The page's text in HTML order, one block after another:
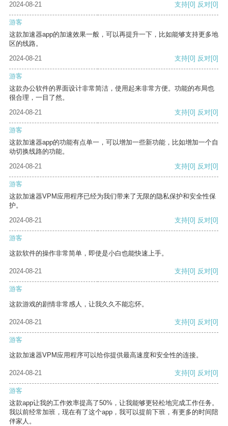
2024-08-21
支持[0] 反对[0]
游客
这款加速器app的加速效果一般，可以再提升一下，比如能够支持更多地
区的线路。
2024-08-21
支持[0] 反对[0]
游客
这款办公软件的界面设计非常简洁，使用起来非常方便。功能的布局也
很合理，一目了然。
2024-08-21
支持[0] 反对[0]
游客
这款加速器app的功能有点单一，可以增加一些新功能，比如增加一个自
动切换线路的功能。
2024-08-21
支持[0] 反对[0]
游客
这款加速器VPM应用程序已经为我们带来了无限的隐私保护和安全性保
护。
2024-08-21
支持[0] 反对[0]
游客
这款软件的操作非常简单，即使是小白也能快速上手。
2024-08-21 支持[0] 反对[0]
游客
这款游戏的剧情非常感人，让我久久不能忘怀。
2024-08-21 支持[0] 反对[0]
游客
这款加速器VPM应用程序可以给你提供最高速度和安全性的连接。
2024-08-21 支持[0] 反对[0]
游客
这款app让我的工作效率提高了50%，让我能够更轻松地完成工作任务。
我以前经常加班，现在有了这个app，我可以提前下班，有更多的时间陪
伴家人。